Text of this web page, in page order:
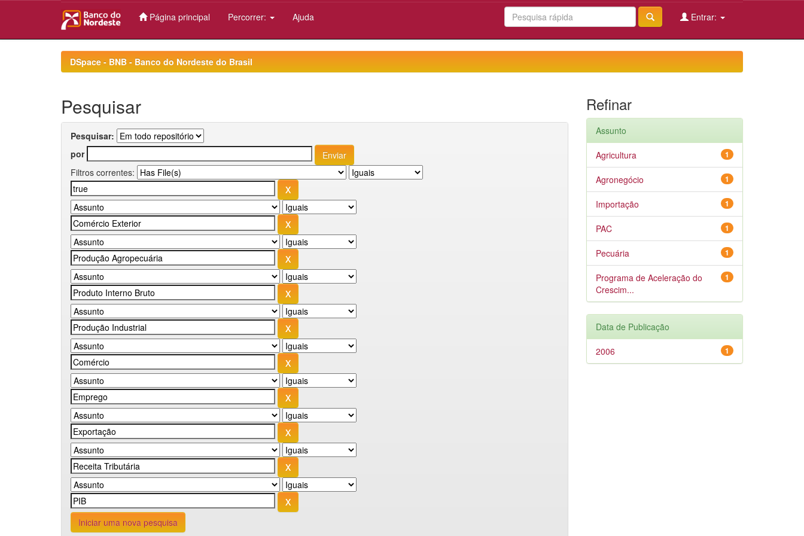
Página principal Percorrer: Ajuda Entrar:
DSpace - BNB - Banco do Nordeste do Brasil
Pesquisar
Pesquisar:
por
Filtros correntes:
Iniciar uma nova pesquisa
Refinar
Assunto
1
Agricultura
1
Agronegócio
1
Importação
1
PAC
1
Pecuária
1
Programa de Aceleração do
Crescim...
Data de Publicação
1
2006